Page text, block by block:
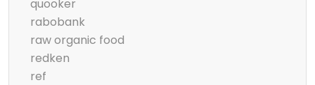
quooker
rabobank
raw organic food
redken
ref